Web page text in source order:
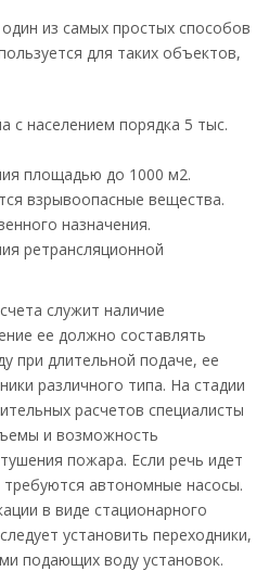
из самых простых способов
для таких объектов,
с населением порядка 5 тыс.
площадью до 1000 м2.
взрывоопасные вещества.
назначения.
ретрансляционной
служит наличие
ее должно составлять
при длительной подаче, ее
различного типа. На стадии
расчетов специалисты
и возможность
пожара. Если речь идет
автономные насосы.
в виде стационарного
установить переходники,
подающих воду установок.